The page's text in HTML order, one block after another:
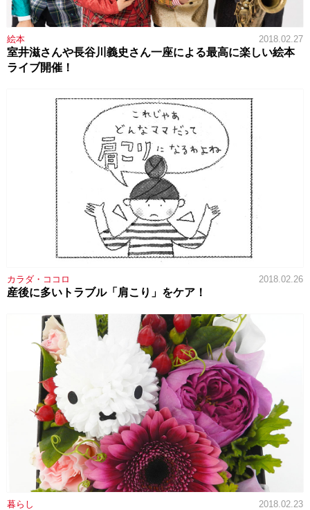
絵本 2018.02.27
室井滋さんや長谷川義史さん一座による最高に楽しい絵本
ライブ開催！
カラダ・ココロ 2018.02.26
産後に多いトラブル「肩こり」をケア！
暮らし 2018.02.23